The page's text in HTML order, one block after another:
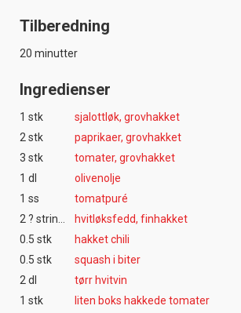
Tilberedning
20 minutter
Ingredienser
1 stk
sjalottløk, grovhakket
2 stk
paprikaer, grovhakket
3 stk
tomater, grovhakket
1 dl
olivenolje
1 ss
tomatpuré
hvitløksfedd, finhakket
0.5 stk
hakket chili
0.5 stk
squash i biter
2 dl
tørr hvitvin
1 stk
liten boks hakkede tomater